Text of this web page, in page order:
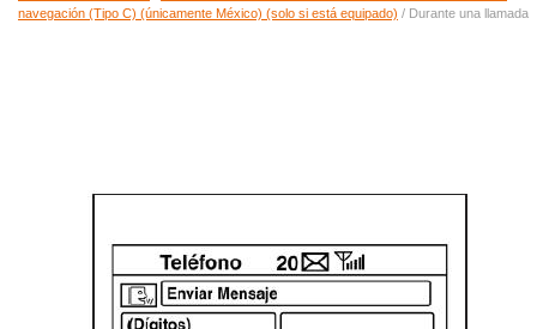
navegación (Tipo C) (únicamente México) (solo si está equipado) / Durante una llamada